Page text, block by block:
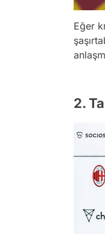
Eğer
2.